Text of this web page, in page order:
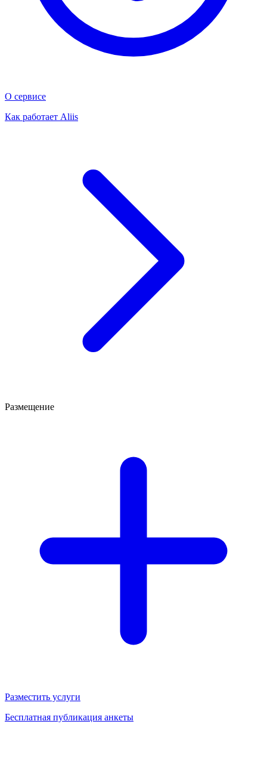
О сервисе
Как работает Aliis
Размещение
Разместить услуги
Бесплатная публикация анкеты